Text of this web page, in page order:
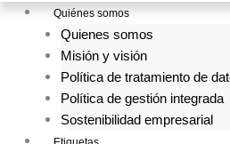
Quiénes somos
Quienes somos
Misión y visión
Política de tratamiento de
Política de gestión integrada
Sostenibilidad empresarial